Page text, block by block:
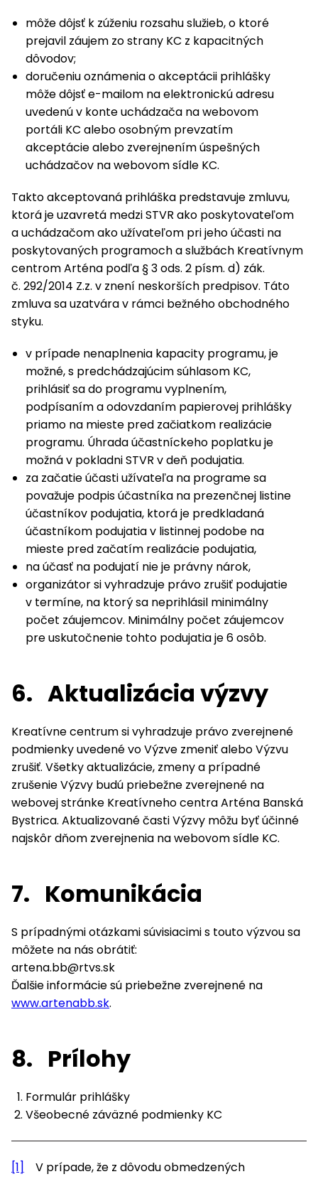
môže dôjsť k zúženiu rozsahu služieb, o ktoré
prejavil záujem zo strany KC z kapacitných
dôvodov;
doručeniu oznámenia o akceptácii prihlášky
môže dôjsť e-mailom na elektronickú adresu
uvedenú v konte uchádzača na webovom
portáli KC alebo osobným prevzatím
akceptácie alebo zverejnením úspešných
uchádzačov na webovom sídle KC.
Takto akceptovaná prihláška predstavuje zmluvu,
ktorá je uzavretá medzi STVR ako poskytovateľom
a uchádzačom ako užívateľom pri jeho účasti na
poskytovaných programoch a službách Kreatívnym
centrom Arténa podľa § 3 ods. 2 písm. d) zák.
č. 292/2014 Z.z. v znení neskorších predpisov. Táto
zmluva sa uzatvára v rámci bežného obchodného
styku.
v prípade nenaplnenia kapacity programu, je
možné, s predchádzajúcim súhlasom KC,
prihlásiť sa do programu vyplnením,
podpísaním a odovzdaním papierovej prihlášky
priamo na mieste pred začiatkom realizácie
programu. Úhrada účastníckeho poplatku je
možná v pokladni STVR v deň podujatia.
za začatie účasti užívateľa na programe sa
považuje podpis účastníka na prezenčnej listine
účastníkov podujatia, ktorá je predkladaná
účastníkom podujatia v listinnej podobe na
mieste pred začatím realizácie podujatia,
na účasť na podujatí nie je právny nárok,
organizátor si vyhradzuje právo zrušiť podujatie
v termíne, na ktorý sa neprihlásil minimálny
počet záujemcov. Minimálny počet záujemcov
pre uskutočnenie tohto podujatia je 6 osôb.
6. Aktualizácia výzvy
Kreatívne centrum si vyhradzuje právo zverejnené
podmienky uvedené vo Výzve zmeniť alebo Výzvu
zrušiť. Všetky aktualizácie, zmeny a prípadné
zrušenie Výzvy budú priebežne zverejnené na
webovej stránke Kreatívneho centra Arténa Banská
Bystrica. Aktualizované časti Výzvy môžu byť účinné
najskôr dňom zverejnenia na webovom sídle KC.
7. Komunikácia
S prípadnými otázkami súvisiacimi s touto výzvou sa
môžete na nás obrátiť:
artena.bb@rtvs.sk
Ďalšie informácie sú priebežne zverejnené na
www.artenabb.sk.
8. Prílohy
Formulár prihlášky
Všeobecné záväzné podmienky KC
[1]
V prípade, že z dôvodu obmedzených